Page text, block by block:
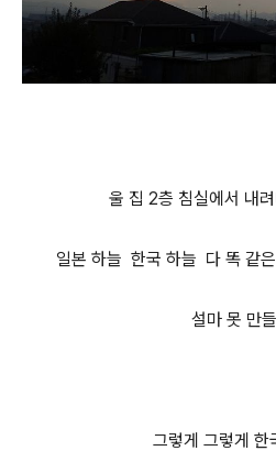
울 집 2층 침실에서 내
일본 하늘 한국 하늘 다 똑 같
설마 못 만
그렇게 그렇게 한